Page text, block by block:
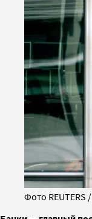
Фото REUTERS